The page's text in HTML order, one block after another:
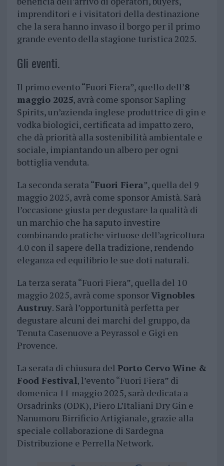
imprenditori e i visitatori della destinazione
che la sera hanno invaso il borgo per il primo
grande evento della stagione turistica 2025.
Gli eventi.
Il primo evento “Fuori Fiera”, quello dell’8
maggio 2025, avrà come sponsor Sapling
Spirits, un’azienda inglese produttrice di gin e
vodka biologici, certificata ad impatto zero,
che dà priorità alla sostenibilità ambientale e
sociale, impiantando un albero per ogni
bottiglia venduta.
La seconda serata “Fuori Fiera”, quella del 9
maggio 2025, avrà come sponsor Amistà. Sarà
l’occasione giusta per degustare la qualità di
un marchio che ha saputo investire
combinando pratiche virtuose dell’agricoltura
4.0 con il sapere della tradizione, rendendo
eleganza ed equilibrio le sue doti naturali.
La terza serata “Fuori Fiera”, quella del 10
maggio 2025, avrà come sponsorVignobles
Austruy. Sarà l’opportunità perfetta per
degustare alcuni dei marchi del gruppo, da
Tenuta Casenuove a Peyrassol e Gigi en
Provence.
La serata di chiusura del Porto Cervo Wine &
Food Festival, l’evento “Fuori Fiera” di
domenica 11 maggio 2025, sarà dedicata a
Orsadrinks (ODK), Piero L’Italiani Dry Gin e
Nanumoru Birrificio Artigianale, grazie alla
speciale collaborazione di Sardegna
Distribuzione e Perrella Network.